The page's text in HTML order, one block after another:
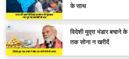
के साथ
विदेशी मुद्रा भंडार बचाने
तक सोना न खरीदें